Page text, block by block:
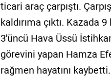
ticari araç çarpıştı.
kaldırıma çıktı. Kazada
3'üncü Hava Üssü
görevini yapan Hamza
rağmen hayatını